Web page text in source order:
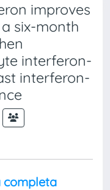
improves
six-month
interferon-
interferon-
completa